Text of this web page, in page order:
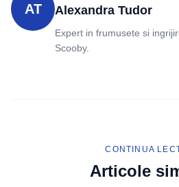
AT Alexandra Tudor
Expert in frumusete si
Scooby.
CONTINUA
Articole